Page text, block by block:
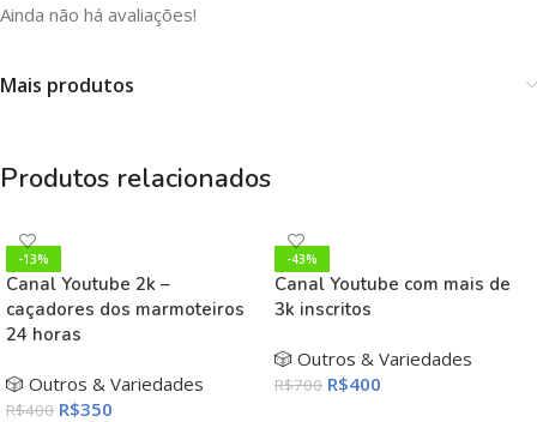
Ainda não há avaliações!
Mais produtos
Produtos relacionados
-13%
Canal Youtube 2k –
caçadores dos marmoteiros
24 horas
🎲 Outros & Variedades
R$400 R$350
-43%
Canal Youtube com mais de
3k inscritos
🎲 Outros & Variedades
R$700 R$400